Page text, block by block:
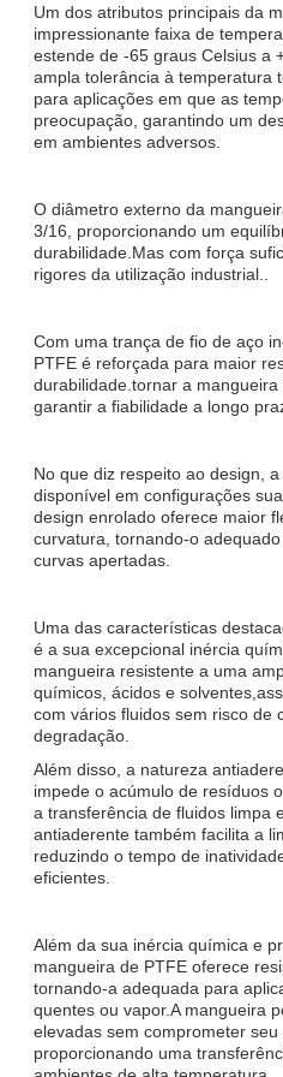
Um dos atributos principais da
impressionante faixa de
estende de -65 graus Celsius a
ampla tolerância à temperatura
para aplicações em que as
preocupação, garantindo um
em ambientes adversos.
O diâmetro externo da
3/16, proporcionando um
durabilidade.Mas com força
rigores da utilização industrial..
Com uma trança de fio de aço
PTFE é reforçada para maior
durabilidade.tornar a
garantir a fiabilidade a longo
No que diz respeito ao design,
disponível em configurações
design enrolado oferece maior
curvatura, tornando-o
curvas apertadas.
Uma das características
é a sua excepcional inércia
mangueira resistente a uma
químicos, ácidos e
com vários fluidos sem risco de
degradação.
Além disso, a natureza
impede o acúmulo de resíduos
a transferência de fluidos limpa
antiaderente também facilita a
reduzindo o tempo de
eficientes.
Além da sua inércia química e
mangueira de PTFE oferece
tornando-a adequada para
quentes ou vapor.A mangueira
elevadas sem comprometer seu
proporcionando uma